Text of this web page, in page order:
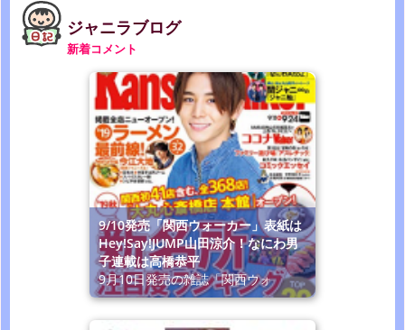
ジャニラブログ
新着コメント
9/10発売「関西ウォーカー」表紙は
Hey!Say!JUMP山田涼介！なにわ男
子連載は高橋恭平
9月10日発売の雑誌「関西ウォ